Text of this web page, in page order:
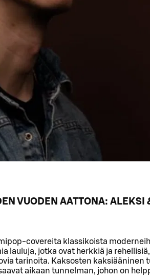
VUODEN AATTONA: ALEKSI
covereita klassikoista
lauluja, jotka ovat herkkiä ja rehellisiä,
tarinoita. Kaksosten kaksiääninen
aikaan tunnelman, johon on